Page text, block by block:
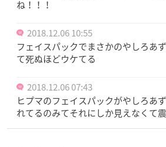
ね！！！
2018.12.06 10:55
フェイスパックでまさかのやしろあ
て死ぬほどウケてる
2018.12.06 07:43
ヒプマのフェイスパックがやしろあ
れてるのみてそれにしか見えなくて